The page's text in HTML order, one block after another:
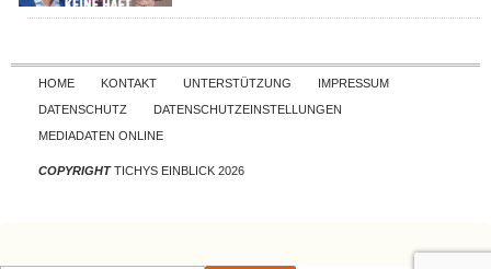
Skip to content
HOME KONTAKT UNTERSTÜTZUNG
IMPRESSUM
DATENSCHUTZ
DATENSCHUTZEINSTELLUNGEN
MEDIADATEN ONLINE
COPYRIGHTTICHYS EINBLICK 2026